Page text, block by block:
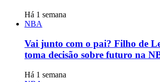
Há 1 semana
NBA
Vai junto com o pai? Filho de
toma decisão sobre futuro na
Há 1 semana